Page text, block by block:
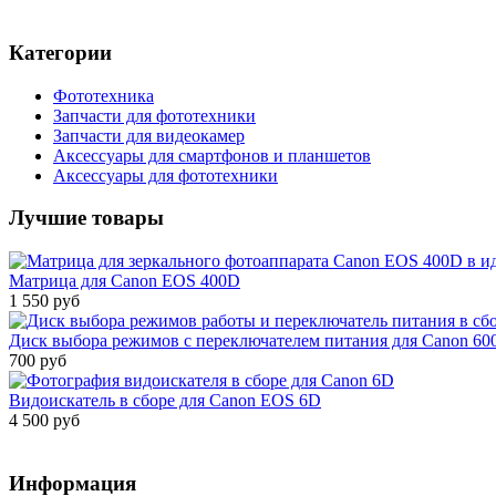
Категории
Фототехника
Запчасти для фототехники
Запчасти для видеокамер
Аксессуары для смартфонов и планшетов
Аксессуары для фототехники
Лучшие товары
Матрица для Canon EOS 400D
1 550 руб
Диск выбора режимов с переключателем питания для Canon
700 руб
Видоискатель в сборе для Canon EOS 6D
4 500 руб
Информация